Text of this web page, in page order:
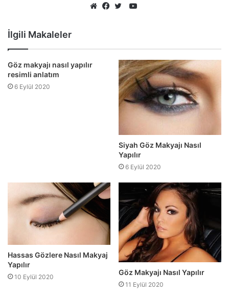
YouTube
İlgili Makaleler
Göz makyajı nasıl yapılır
resimli anlatım
6 Eylül 2020
Siyah Göz Makyajı Nasıl
Yapılır
6 Eylül 2020
Hassas Gözlere Nasıl Makyaj
Yapılır
10 Eylül 2020
Göz Makyajı Nasıl Yapılır
11 Eylül 2020